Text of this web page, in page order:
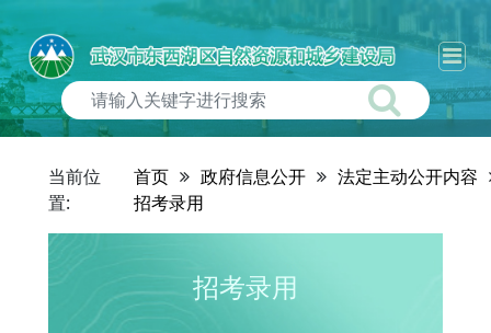
当前位
置:
首页 政府信息公开
法定主动公开内容
招考录用
招考录用